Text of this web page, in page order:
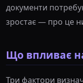
документи
зростає — про це
Що впливає
Три фактори